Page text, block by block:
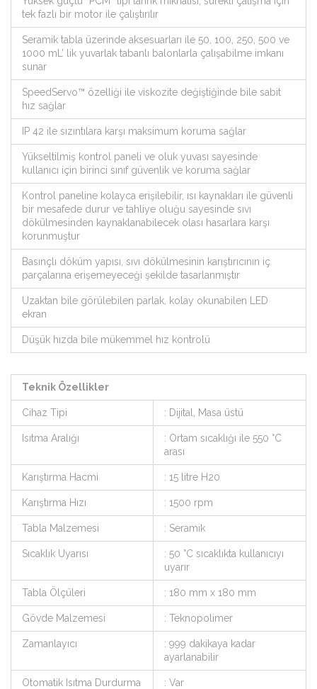
tek fazlı bir motor ile çalıştırılır
Seramik tabla üzerinde aksesuarları ile 50, 100, 250, 500 ve
1000 mL’ lik yuvarlak tabanlı balonlarla çalışabilme imkanı
sunar
SpeedServo™ özelliği ile viskozite değiştiğinde bile sabit
hız sağlar
IP 42 ile sızıntılara karşı maksimum koruma sağlar
Yükseltilmiş kontrol paneli ve oluk yuvası sayesinde
kullanıcı için birinci sınıf güvenlik ve koruma sağlar
Kontrol paneline kolayca erişilebilir, ısı kaynakları ile güvenli
bir mesafede durur ve tahliye oluğu sayesinde sıvı
dökülmesinden kaynaklanabilecek olası hasarlara karşı
korunmuştur
Basınçlı döküm yapısı, sıvı dökülmesinin karıştırıcının iç
parçalarına erişemeyeceği şekilde tasarlanmıştır
Uzaktan bile görülebilen parlak, kolay okunabilen LED
ekran
Düşük hızda bile mükemmel hız kontrolü
Teknik Özellikler
Cihaz Tipi : Dijital, Masa üstü
Isıtma Aralığı
: Ortam sıcaklığı ile 550 °C
arası
Karıştırma Hacmi : 15 litre H20
Karıştırma Hızı : 1500 rpm
Tabla Malzemesi : Seramik
Sıcaklık Uyarısı
: 50 °C sıcaklıkta kullanıcıyı
uyarır
Tabla Ölçüleri : 180 mm x 180 mm
Gövde Malzemesi : Teknopolimer
Zamanlayıcı
: 999 dakikaya kadar
ayarlanabilir
Otomatik Isıtma Durdurma : Var